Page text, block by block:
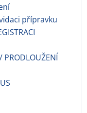
přípravku
PRODLOUŽENÍ